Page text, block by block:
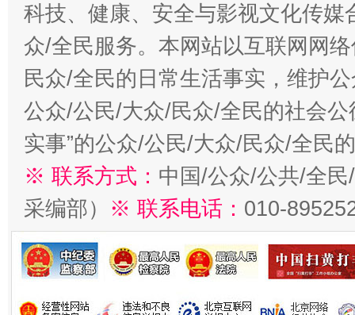
科技、健康、安全与影视文化传
众/全民服务。本网站以互联网网
民众/全民的日常生活事实，维护
公众/公民/大众/民众/全民的社会公
实事”的公众/公民/大众/民众/全民
※ 联系方式： 中国/公众/公共/全
采编部） ※ 联系电话： 010-